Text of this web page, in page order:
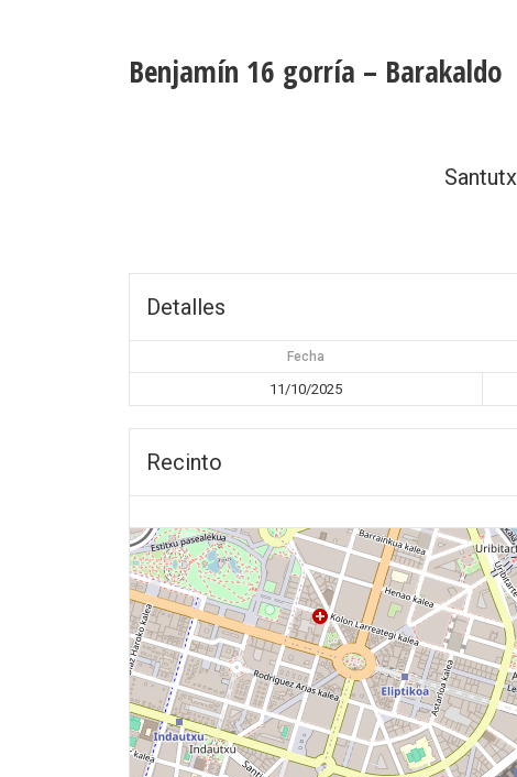
Benjamín 16 gorría – Barakaldo
Detalles
Fecha
11/10/2025
Recinto